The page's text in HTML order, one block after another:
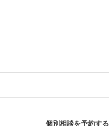
コラボイベン
個別相談を予約する